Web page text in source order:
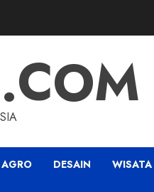
AGRO DESAIN WISATA